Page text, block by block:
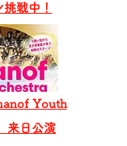
Youth
来日公演
戦中！